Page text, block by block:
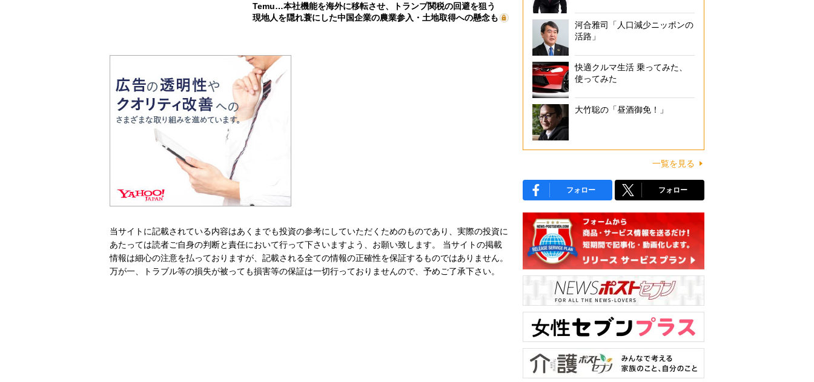
Temu…本社機能を海外に移転させ、トランプ関税の回避を狙う
現地人を隠れ蓑にした中国企業の農業参入・土地取得への懸念も
当サイトに記載されている内容はあくまでも投資の参考にしていただくためのものであり、実際の投資に
あたっては読者ご自身の判断と責任において行って下さいますよう、お願い致します。 当サイトの掲載
情報は細心の注意を払っておりますが、記載される全ての情報の正確性を保証するものではありません。
万が一、トラブル等の損失が被っても損害等の保証は一切行っておりませんので、予めご了承下さい。
河合雅司「人口減少ニッポンの
活路」
快適クルマ生活 乗ってみた、
使ってみた
大竹聡の「昼酒御免！」
一覧を見る
フォロー フォロー